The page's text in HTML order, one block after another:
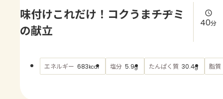
AJINOMOTO PARK とは
味付けこれだけ！コクうまチヂミ
の献立
40分
エネルギー 683kcal 塩分 5.9g たんぱく質 30.4g 脂質